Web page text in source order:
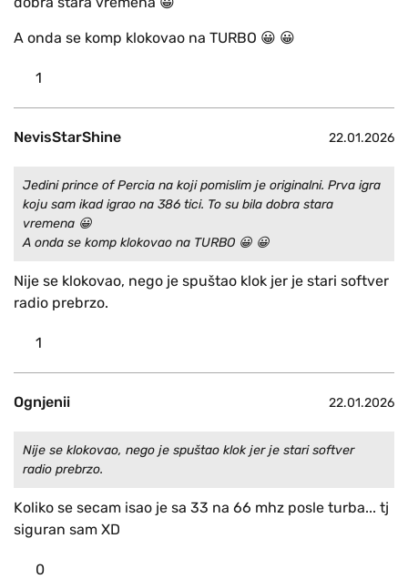
A onda se komp klokovao na TURBO 😀 😀
1
NevisStarShine 22.01.2026
Jedini prince of Percia na koji pomislim je originalni. Prva igra
koju sam ikad igrao na 386 tici. To su bila dobra stara
vremena 😀
A onda se komp klokovao na TURBO 😀 😀
Nije se klokovao, nego je spuštao klok jer je stari softver
radio prebrzo.
1
Ognjenii 22.01.2026
Nije se klokovao, nego je spuštao klok jer je stari softver
radio prebrzo.
Koliko se secam isao je sa 33 na 66 mhz posle turba... tj
siguran sam XD
0